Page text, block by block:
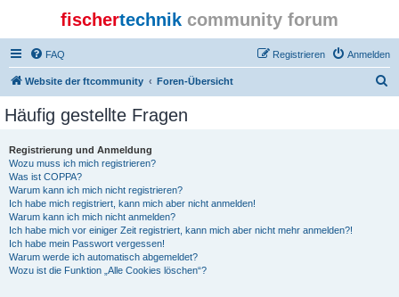
fischertechnik community forum
FAQ Anmelden
Registrieren
Website der ftcommunity Foren-Übersicht
Häufig gestellte Fragen
Registrierung und Anmeldung
Wozu muss ich mich registrieren?
Was ist COPPA?
Warum kann ich mich nicht registrieren?
Ich habe mich registriert, kann mich aber nicht anmelden!
Warum kann ich mich nicht anmelden?
Ich habe mich vor einiger Zeit registriert, kann mich aber nicht mehr anmelden?!
Ich habe mein Passwort vergessen!
Warum werde ich automatisch abgemeldet?
Wozu ist die Funktion „Alle Cookies löschen“?